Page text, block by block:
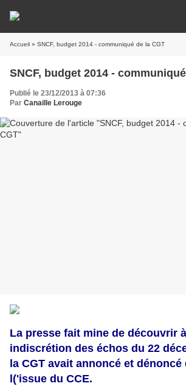
Accueil » SNCF, budget 2014 - communiqué de la CGT
SNCF, budget 2014 -
Publié le 23/12/2013 à 07:36
Par Canaille Lerouge
La presse fait mine de découvrir
indiscrétion des échos du 22
la CGT avait annoncé et dénoncé
l('issue du CCE.